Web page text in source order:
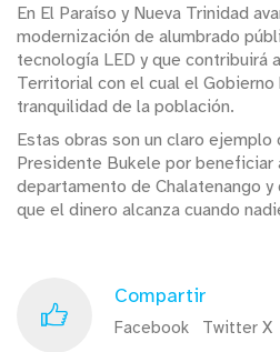
En El Paraíso y Nueva Trinidad
modernización de alumbrado
tecnología LED y que contribuirá
Territorial con el cual el Gobierno
tranquilidad de la población.
Estas obras son un claro
Presidente Bukele por
departamento de Chalatenango y
que el dinero alcanza cuando
Compartir
Facebook Twitter X